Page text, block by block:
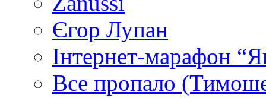
Єгор Лупан
Інтернет-марафон
Все пропало